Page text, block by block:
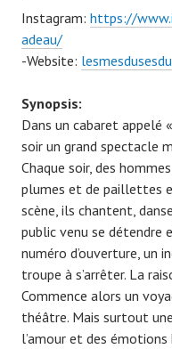
Instagram: https://
adeau/
-Website:
Synopsis:
Dans un cabaret appelé
soir un grand spectacle
Chaque soir, des
plumes et de paillettes
scène, ils chantent,
public venu se détendre
numéro d’ouverture, un
troupe à s’arrêter. La
Commence alors un
théâtre. Mais surtout
l’amour et des émotions